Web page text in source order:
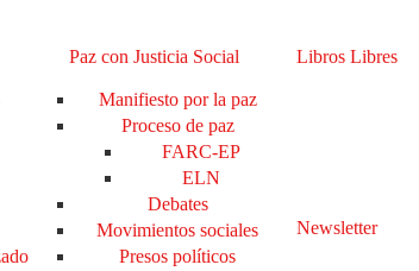
Paz con Justicia Social
Manifiesto por la paz
Proceso de paz
FARC-EP
ELN
Debates
Movimientos sociales
Presos políticos
Libros Libres
Newsletter